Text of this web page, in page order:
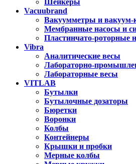
Шейкеры
Vacuubrand
Вакуумметры и вакуум-
Мембранные насосы и
Пластинчато-роторные
Vibra
Аналитические весы
Лабораторно-
Лабораторные весы
VITLAB
Бутылки
Бутылочные дозаторы
Бюретки
Воронки
Колбы
Контейнеры
Крышки и пробки
Мерные колбы